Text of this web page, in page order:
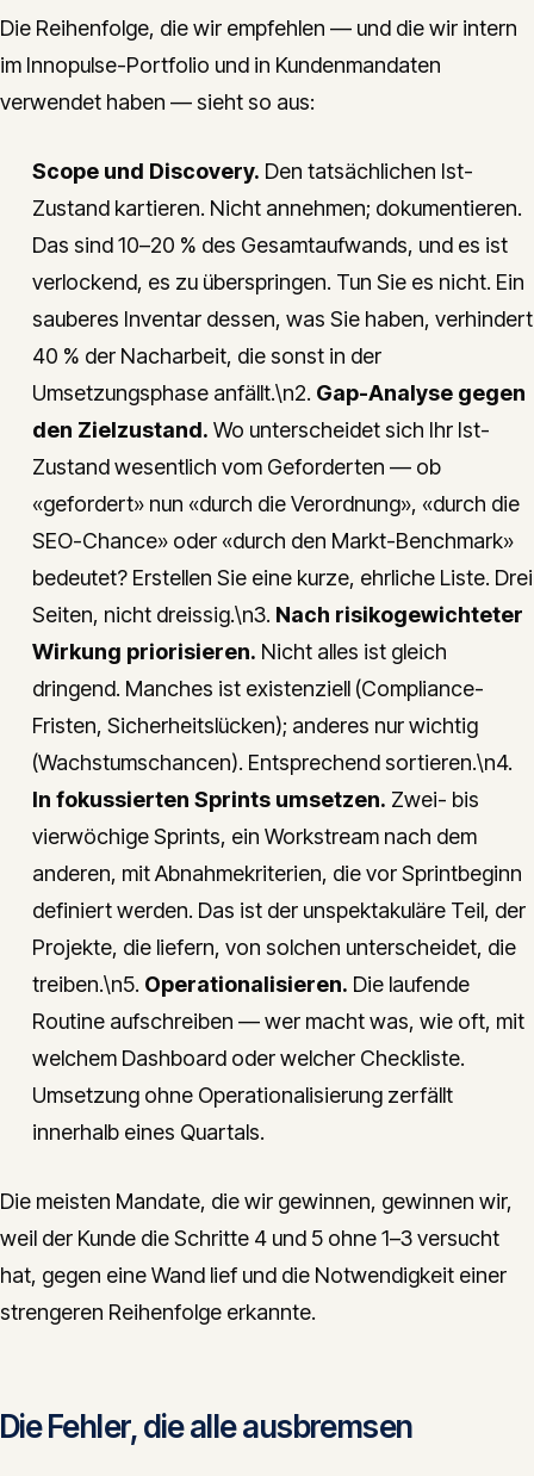
Die Reihenfolge, die wir empfehlen — und die wir intern
im Innopulse-Portfolio und in Kundenmandaten
verwendet haben — sieht so aus:
Scope und Discovery. Den tatsächlichen Ist-
Zustand kartieren. Nicht annehmen; dokumentieren.
Das sind 10–20 % des Gesamtaufwands, und es ist
verlockend, es zu überspringen. Tun Sie es nicht. Ein
sauberes Inventar dessen, was Sie haben, verhindert
40 % der Nacharbeit, die sonst in der
Umsetzungsphase anfällt.\n2. Gap-Analyse gegen
den Zielzustand. Wo unterscheidet sich Ihr Ist-
Zustand wesentlich vom Geforderten — ob
«gefordert» nun «durch die Verordnung», «durch die
SEO-Chance» oder «durch den Markt-Benchmark»
bedeutet? Erstellen Sie eine kurze, ehrliche Liste. Drei
Seiten, nicht dreissig.\n3. Nach risikogewichteter
Wirkung priorisieren. Nicht alles ist gleich
dringend. Manches ist existenziell (Compliance-
Fristen, Sicherheitslücken); anderes nur wichtig
(Wachstumschancen). Entsprechend sortieren.\n4.
In fokussierten Sprints umsetzen. Zwei- bis
vierwöchige Sprints, ein Workstream nach dem
anderen, mit Abnahmekriterien, die vor Sprintbeginn
definiert werden. Das ist der unspektakuläre Teil, der
Projekte, die liefern, von solchen unterscheidet, die
treiben.\n5. Operationalisieren. Die laufende
Routine aufschreiben — wer macht was, wie oft, mit
welchem Dashboard oder welcher Checkliste.
Umsetzung ohne Operationalisierung zerfällt
innerhalb eines Quartals.
Die meisten Mandate, die wir gewinnen, gewinnen wir,
weil der Kunde die Schritte 4 und 5 ohne 1–3 versucht
hat, gegen eine Wand lief und die Notwendigkeit einer
strengeren Reihenfolge erkannte.
Die Fehler, die alle ausbremsen